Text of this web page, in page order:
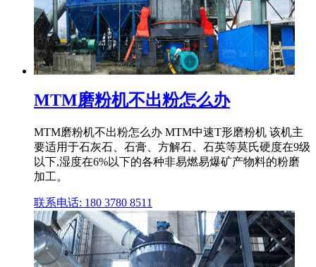
MTM磨粉机不出粉怎么办
MTM磨粉机不出粉怎么办 MTM中速T形磨粉机 该机主
要适用于石灰石、石膏、方解石、石英等莫氏硬度在9级
以下,湿度在6%以下的各种非易燃易爆矿产物料的粉磨
加工。
联系电话: 180 3780 8511